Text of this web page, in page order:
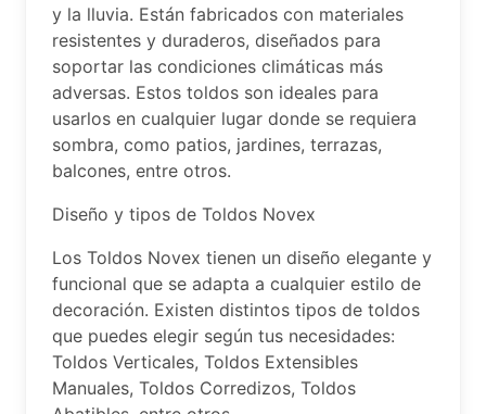
y la lluvia. Están fabricados con materiales
resistentes y duraderos, diseñados para
soportar las condiciones climáticas más
adversas. Estos toldos son ideales para
usarlos en cualquier lugar donde se requiera
sombra, como patios, jardines, terrazas,
balcones, entre otros.
Diseño y tipos de Toldos Novex
Los Toldos Novex tienen un diseño elegante y
funcional que se adapta a cualquier estilo de
decoración. Existen distintos tipos de toldos
que puedes elegir según tus necesidades:
Toldos Verticales, Toldos Extensibles
Manuales, Toldos Corredizos, Toldos